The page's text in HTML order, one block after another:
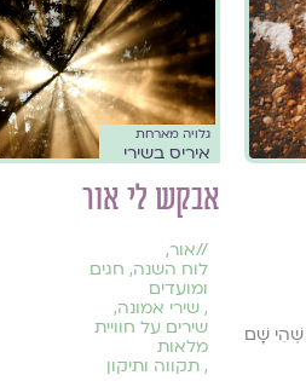
שְׁהִי שָׁם
גלויה מארחת
איריס בשירי
אבקש לי אור
//אור,
לוח השנה, חגים
ומועדים
, שירי אמונה,
שירים על חוויית
מלאות
, תקווה ותיקון